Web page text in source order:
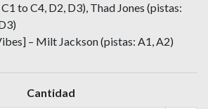
to C4, D2, D3), Thad Jones (pistas:
– Milt Jackson (pistas: A1, A2)
Cantidad